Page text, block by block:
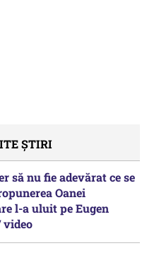
ȘTIRI
să nu fie adevărat ce se
Oanei
l-a uluit pe Eugen
video